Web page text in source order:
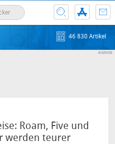
46 830 Artikel
Roam, Five und
werden teurer